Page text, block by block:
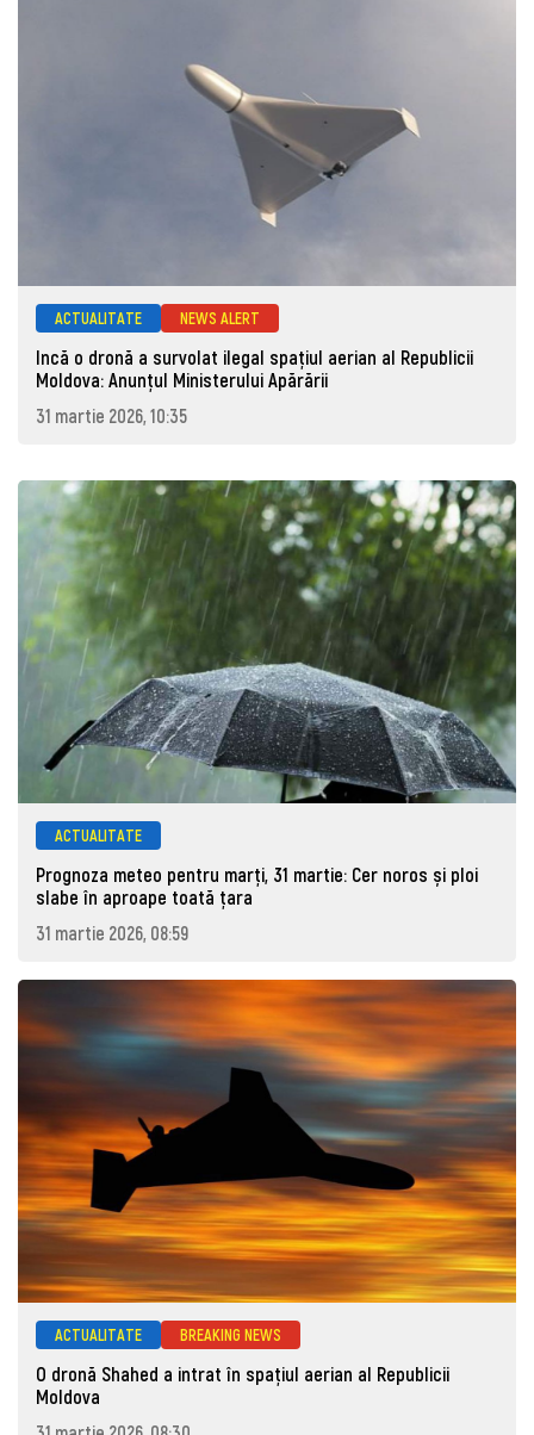
ACTUALITATE NEWS ALERT
Incă o dronă a survolat ilegal spațiul aerian al Republicii
Moldova: Anunţul Ministerului Apărării
31 martie 2026, 10:35
ACTUALITATE
Prognoza meteo pentru marţi, 31 martie: Cer noros și ploi
slabe în aproape toată țara
31 martie 2026, 08:59
ACTUALITATE BREAKING NEWS
O dronă Shahed a intrat în spațiul aerian al Republicii
Moldova